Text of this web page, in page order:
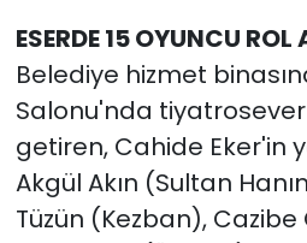
ESERDE 15 OYUNCU ROL
Belediye hizmet
Salonu'nda
getiren, Cahide Eker'in
Akgül Akın (Sultan
Tüzün (Kezban),